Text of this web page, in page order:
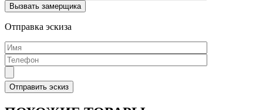
Отправка эскиза